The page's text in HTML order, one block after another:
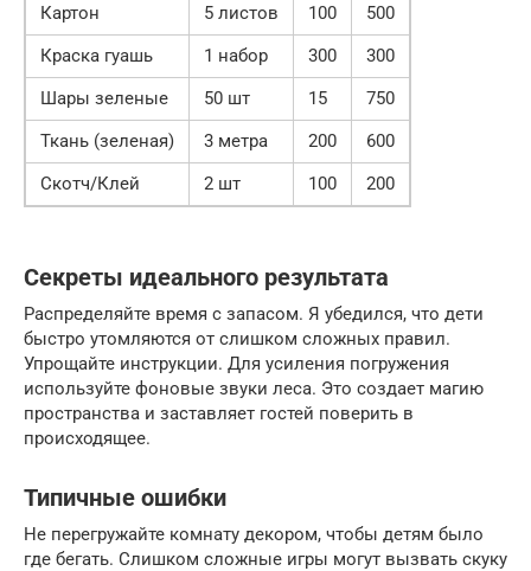
Картон 5 листов 100
500
Краска гуашь
1 набор 300
300
Шары зеленые
50 шт 15
750
Ткань (зеленая)
3 метра 200
600
Скотч/Клей
2 шт 100 200
Секреты идеального результата
Распределяйте время с запасом. Я убедился, что дети
быстро утомляются от слишком сложных правил.
Упрощайте инструкции. Для усиления погружения
используйте фоновые звуки леса. Это создает магию
пространства и заставляет гостей поверить в
происходящее.
Типичные ошибки
Не перегружайте комнату декором, чтобы детям было
где бегать. Слишком сложные игры могут вызвать скуку